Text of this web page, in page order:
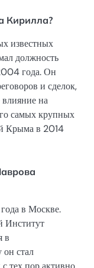
Кирилла?
известных
должность
года. Он
и сделок,
влияние на
самых крупных
Крыма в 2014
в Москве.
Институт
в
стал